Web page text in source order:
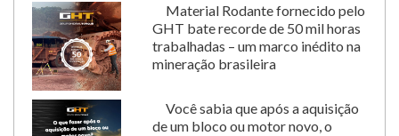
Material Rodante fornecido pelo
GHT bate recorde de 50 mil horas
trabalhadas – um marco inédito na
mineração brasileira
Você sabia que após a aquisição
de um bloco ou motor novo, o